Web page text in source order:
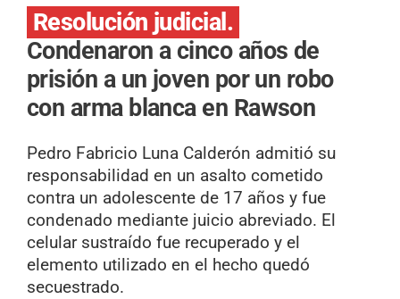
Resolución judicial.
Condenaron a cinco años de
prisión a un joven por un robo
con arma blanca en Rawson
Pedro Fabricio Luna Calderón admitió su
responsabilidad en un asalto cometido
contra un adolescente de 17 años y fue
condenado mediante juicio abreviado. El
celular sustraído fue recuperado y el
elemento utilizado en el hecho quedó
secuestrado.